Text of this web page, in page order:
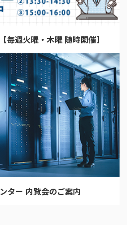
週火曜・木曜 随時開催】
ター 内覧会のご案内